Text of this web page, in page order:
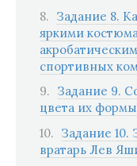
Задание 8.
яркими
спортивных
Задание 9.
цвета их
Задание 10.
вратарь Лев